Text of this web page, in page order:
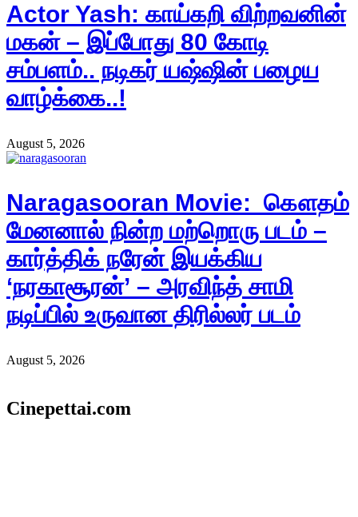
Actor Yash: காய்கறி விற்றவனின்
மகன் – இப்போது 80 கோடி
சம்பளம்.. நடிகர் யஷ்ஷின் பழைய
வாழ்க்கை..!
August 5, 2026
Naragasooran Movie: கௌதம்
மேனனால் நின்ற மற்றொரு படம் –
கார்த்திக் நரேன் இயக்கிய
‘நரகாசூரன்’ – அரவிந்த் சாமி
நடிப்பில் உருவான திரில்லர் படம்
August 5, 2026
Cinepettai.com